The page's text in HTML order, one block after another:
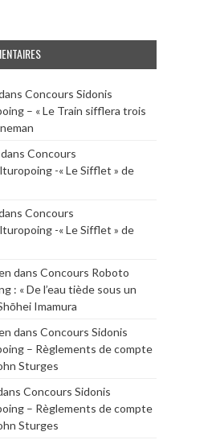
Concours Sidonis
– « Le Train sifflera trois
dans Concours
-« Le Sifflet » de
Concours
-« Le Sifflet » de
dans Concours Roboto
: « De l’eau tiède sous un
Imamura
dans Concours Sidonis
– Règlements de compte
Sturges
Concours Sidonis
– Règlements de compte
Sturges